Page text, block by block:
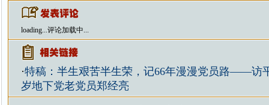
loading...评论加载中...
·特稿：半生艰苦半生荣，记66年漫漫党员路——访
岁地下党老党员郑经亮